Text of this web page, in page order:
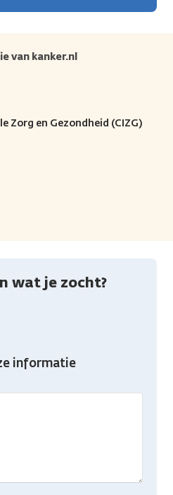
van kanker.nl
Zorg en Gezondheid (CIZG)
wat je zocht?
informatie